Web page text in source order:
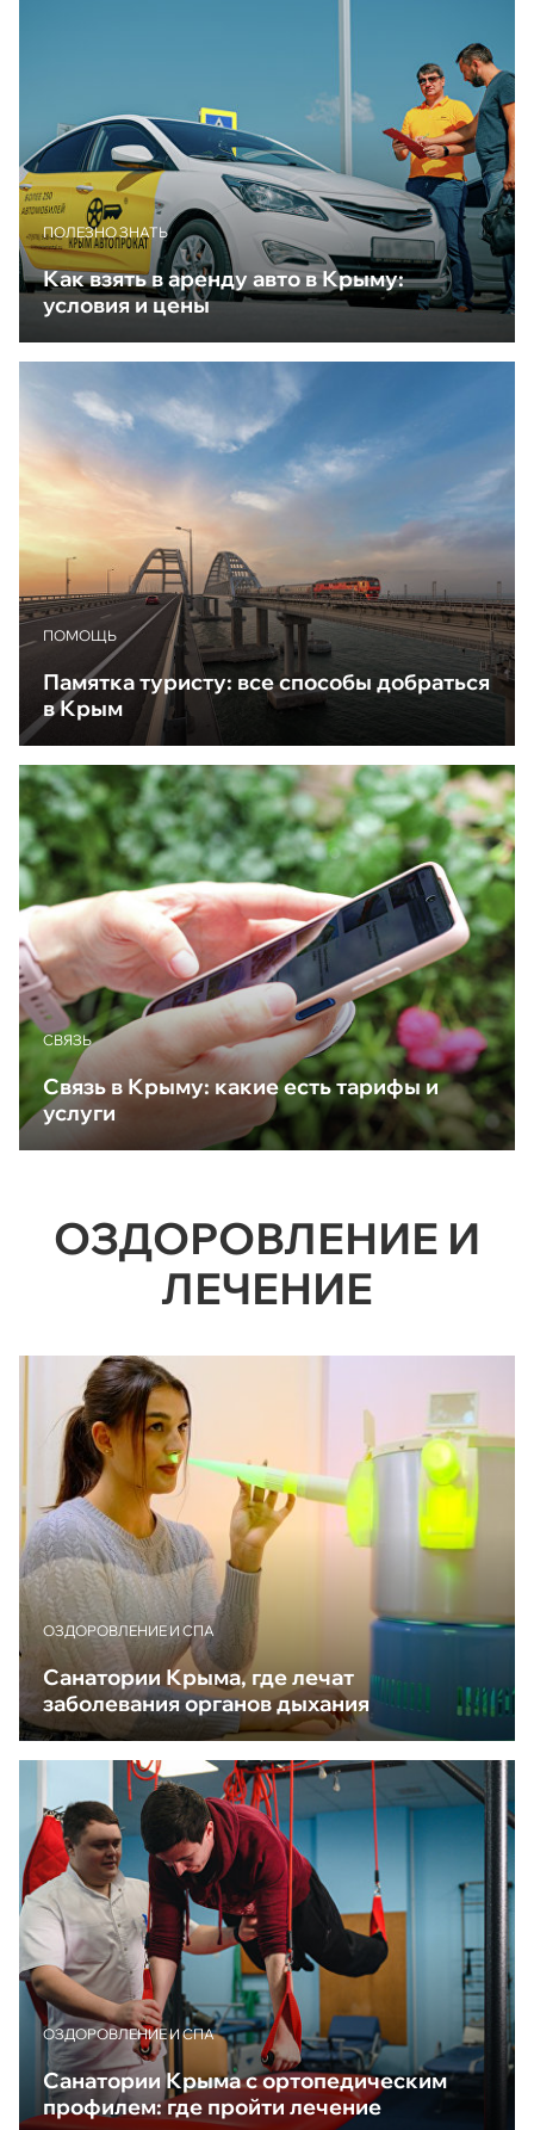
ПОЛЕЗНО ЗНАТЬ
Как взять в аренду авто в Крыму:
условия и цены
ПОМОЩЬ
Памятка туристу: все способы добраться
в Крым
CВЯЗЬ
Связь в Крыму: какие есть тарифы и
услуги
ОЗДОРОВЛЕНИЕ И
ЛЕЧЕНИЕ
ОЗДОРОВЛЕНИЕ И СПА
Санатории Крыма, где лечат
заболевания органов дыхания
ОЗДОРОВЛЕНИЕ И СПА
Санатории Крыма с ортопедическим
профилем: где пройти лечение